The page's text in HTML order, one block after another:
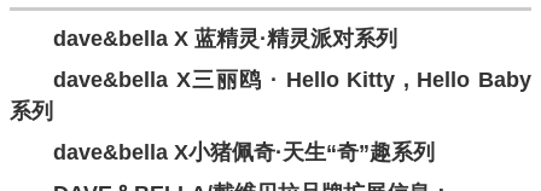
dave&bella X 蓝精灵·精灵派对系列
dave&bella X三丽鸥 · Hello Kitty , Hello Baby
系列
dave&bella X小猪佩奇·天生“奇”趣系列